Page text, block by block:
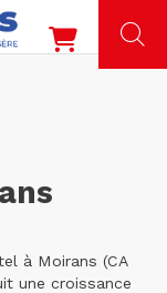
à Moirans (CA
une croissance